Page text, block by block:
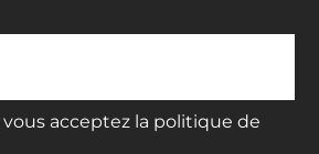
acceptez la politique de